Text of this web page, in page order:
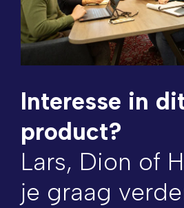
Interesse in
product?
Lars, Dion of
je graag